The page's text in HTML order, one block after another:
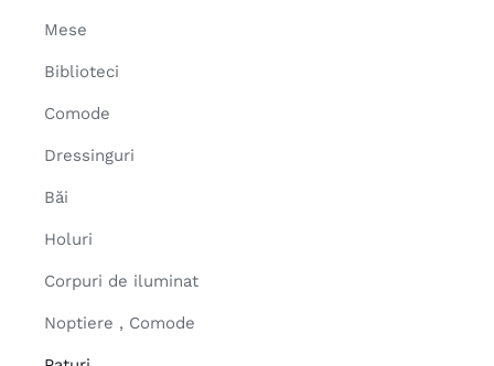
Mese
Biblioteci
Comode
Dressinguri
Băi
Holuri
Corpuri de iluminat
Noptiere , Comode